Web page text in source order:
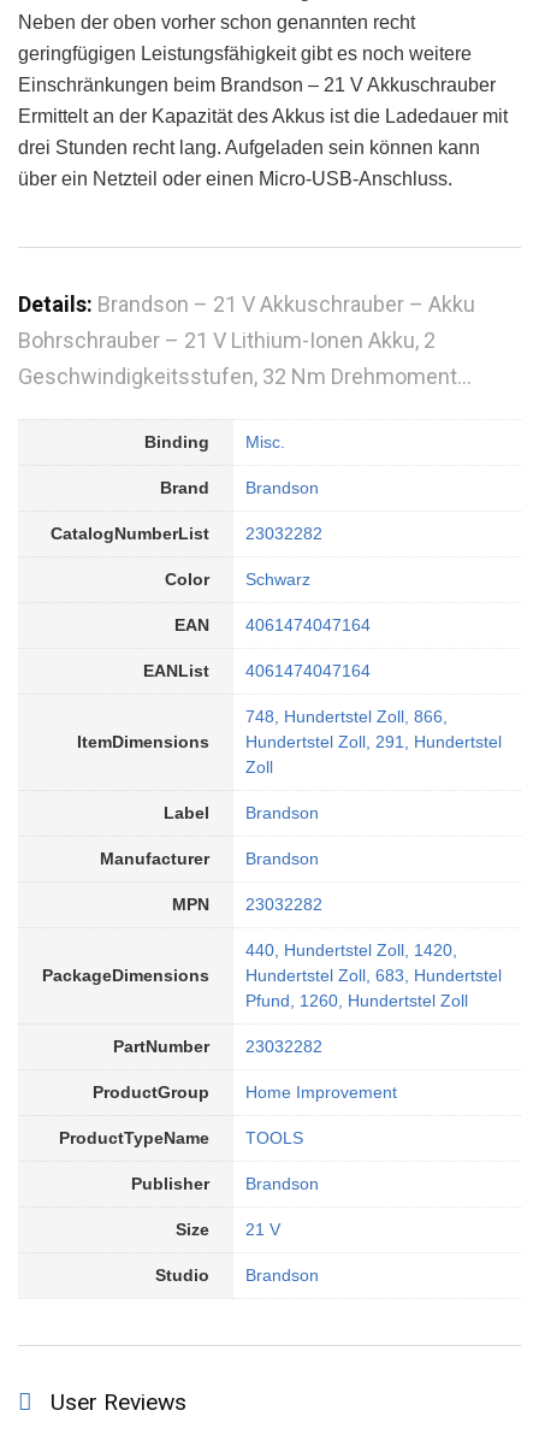
Neben der oben vorher schon genannten recht
geringfügigen Leistungsfähigkeit gibt es noch weitere
Einschränkungen beim Brandson – 21 V Akkuschrauber
Ermittelt an der Kapazität des Akkus ist die Ladedauer mit
drei Stunden recht lang. Aufgeladen sein können kann
über ein Netzteil oder einen Micro-USB-Anschluss.
Details: Brandson – 21 V Akkuschrauber – Akku
Bohrschrauber – 21 V Lithium-Ionen Akku, 2
Geschwindigkeitsstufen, 32 Nm Drehmoment…
Binding Misc.
Brand Brandson
CatalogNumberList 23032282
Color Schwarz
EAN 4061474047164
EANList 4061474047164
ItemDimensions
748, Hundertstel Zoll, 866,
Hundertstel Zoll, 291, Hundertstel
Zoll
Label Brandson
Manufacturer Brandson
MPN 23032282
PackageDimensions
440, Hundertstel Zoll, 1420,
Hundertstel Zoll, 683, Hundertstel
Pfund, 1260, Hundertstel Zoll
PartNumber 23032282
ProductGroup Home Improvement
ProductTypeName TOOLS
Publisher Brandson
Size 21 V
Studio Brandson
User Reviews